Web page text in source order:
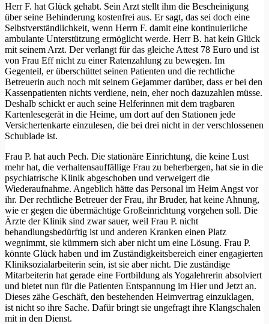
Herr F. hat Glück gehabt. Sein Arzt stellt ihm die Bescheinigung
über seine Behinderung kostenfrei aus. Er sagt, das sei doch eine
Selbstverständlichkeit, wenn Herrn F. damit eine kontinuierliche
ambulante Unterstützung ermöglicht werde. Herr B. hat kein Glück
mit seinem Arzt. Der verlangt für das gleiche Attest 78 Euro und ist
von Frau Eff nicht zu einer Ratenzahlung zu bewegen. Im
Gegenteil, er überschüttet seinen Patienten und die rechtliche
Betreuerin auch noch mit seinem Gejammer darüber, dass er bei den
Kassenpatienten nichts verdiene, nein, eher noch dazuzahlen müsse.
Deshalb schickt er auch seine Helferinnen mit dem tragbaren
Kartenlesegerät in die Heime, um dort auf den Stationen jede
Versichertenkarte einzulesen, die bei drei nicht in der verschlossenen
Schublade ist.
Frau P. hat auch Pech. Die stationäre Einrichtung, die keine Lust
mehr hat, die verhaltensauffällige Frau zu beherbergen, hat sie in die
psychiatrische Klinik abgeschoben und verweigert die
Wiederaufnahme. Angeblich hätte das Personal im Heim Angst vor
ihr. Der rechtliche Betreuer der Frau, ihr Bruder, hat keine Ahnung,
wie er gegen die übermächtige Großeinrichtung vorgehen soll. Die
Ärzte der Klinik sind zwar sauer, weil Frau P. nicht
behandlungsbedürftig ist und anderen Kranken einen Platz
wegnimmt, sie kümmern sich aber nicht um eine Lösung. Frau P.
könnte Glück haben und im Zuständigkeitsbereich einer engagierten
Kliniksozialarbeiterin sein, ist sie aber nicht. Die zuständige
Mitarbeiterin hat gerade eine Fortbildung als Yogalehrerin absolviert
und bietet nun für die Patienten Entspannung im Hier und Jetzt an.
Dieses zähe Geschäft, den bestehenden Heimvertrag einzuklagen,
ist nicht so ihre Sache. Dafür bringt sie ungefragt ihre Klangschalen
mit in den Dienst.